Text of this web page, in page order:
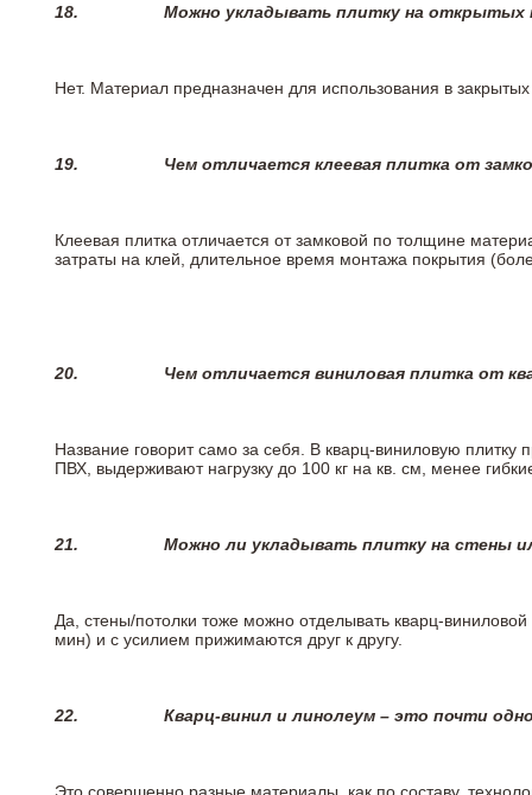
18. Можно укладывать плитку на открытых
Нет. Материал предназначен для использования в
19. Чем отличается клеевая плитка от
Клеевая плитка отличается от замковой по толщине
затраты на клей, длительное время монтажа покрытия
20. Чем отличается виниловая плитка от
Название говорит само за себя. В кварц-виниловую
ПВХ, выдерживают нагрузку до 100 кг на кв. см, менее
21. Можно ли укладывать плитку на стены
Да, стены/потолки тоже можно отделывать кварц-
мин) и с усилием прижимаются друг к другу.
22. Кварц-винил и линолеум – это почти
Это совершенно разные материалы, как по составу,